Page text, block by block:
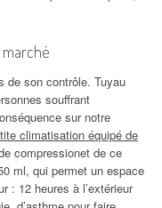
de son contrôle. Tuyau
souffrant
sur notre
climatisation équipé de
compressionet de ce
ml, qui permet un espace
: 12 heures à l’extérieur